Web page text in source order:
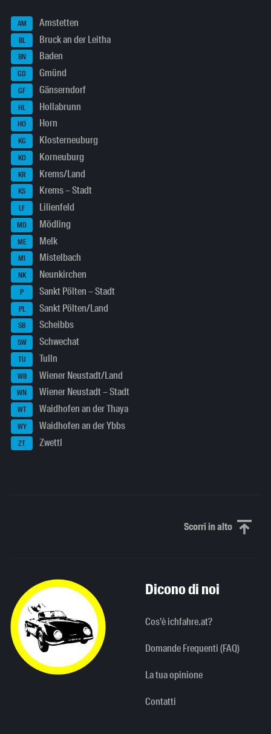
AM Amstetten
BL Bruck an der Leitha
BN Baden
GD Gmünd
GF Gänserndorf
HL Hollabrunn
HO Horn
KG Klosterneuburg
KO Korneuburg
KR Krems/Land
KS Krems – Stadt
LF Lilienfeld
MD Mödling
ME Melk
MI Mistelbach
NK Neunkirchen
P Sankt Pölten – Stadt
PL Sankt Pölten/Land
SB Scheibbs
SW Schwechat
TU Tulln
WB Wiener Neustadt/Land
WN Wiener Neustadt – Stadt
WT Waidhofen an der Thaya
WY Waidhofen an der Ybbs
ZT Zwettl
Scorri in altoScorri in alto
Dicono di noi
Cos'è ichfahre.at?
Domande Frequenti (FAQ)
La tua opinione
Contatti